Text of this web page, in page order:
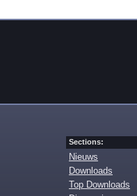
Sections:
Nieuws
Downloads
Top Downloads